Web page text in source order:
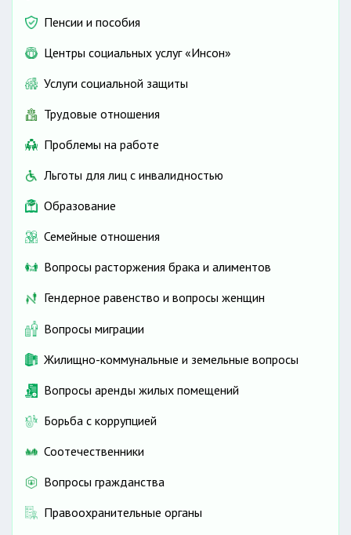
Пенсии и пособия
Центры социальных услуг «Инсон»
Услуги социальной защиты
Трудовые отношения
Проблемы на работе
Льготы для лиц с инвалидностью
Образование
Семейные отношения
Вопросы расторжения брака и алиментов
Гендерное равенство и вопросы женщин
Вопросы миграции
Жилищно-коммунальные и земельные вопросы
Вопросы аренды жилых помещений
Борьба с коррупцией
Соотечественники
Вопросы гражданства
Правоохранительные органы